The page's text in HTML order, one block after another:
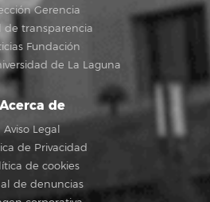
Gerencia
de transparencia
Fundación
de La Laguna
Acerca de
Aviso Legal
de Privacidad
de cookies
de denuncias